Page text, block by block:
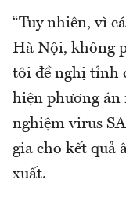
“Tuy nhiên, vì
Hà Nội, không
tôi đề nghị tỉnh
hiện phương
nghiệm virus
gia cho kết quả
xuất.